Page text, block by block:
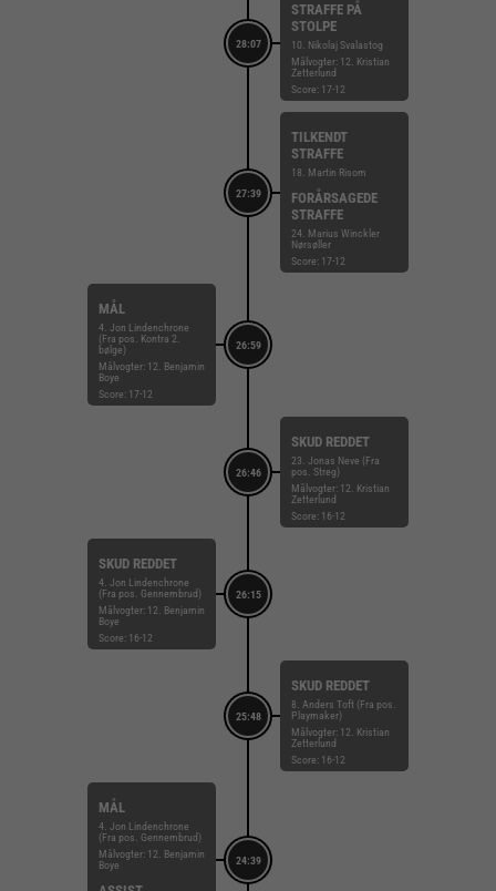
28:07
STRAFFE PÅ
STOLPE
10. Nikolaj Svalastog
Målvogter: 12. Kristian
Zetterlund
Score: 17-12
27:39
TILKENDT
STRAFFE
18. Martin Risom
FORÅRSAGEDE
STRAFFE
24. Marius Winckler
Nørsøller
Score: 17-12
26:59
MÅL
4. Jon Lindenchrone
(Fra pos. Kontra 2.
bølge)
Målvogter: 12. Benjamin
Boye
Score: 17-12
26:46
SKUD REDDET
23. Jonas Neve (Fra
pos. Streg)
Målvogter: 12. Kristian
Zetterlund
Score: 16-12
26:15
SKUD REDDET
4. Jon Lindenchrone
(Fra pos. Gennembrud)
Målvogter: 12. Benjamin
Boye
Score: 16-12
25:48
SKUD REDDET
8. Anders Toft (Fra pos.
Playmaker)
Målvogter: 12. Kristian
Zetterlund
Score: 16-12
24:39
MÅL
4. Jon Lindenchrone
(Fra pos. Gennembrud)
Målvogter: 12. Benjamin
Boye